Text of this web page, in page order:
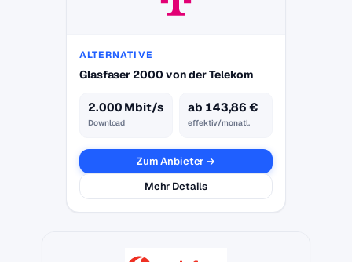
ALTERNATIVE
Glasfaser 2000 von der Telekom
2.000 Mbit/s
Download
ab 143,86 €
effektiv/monatl.
Zum Anbieter →
Mehr Details